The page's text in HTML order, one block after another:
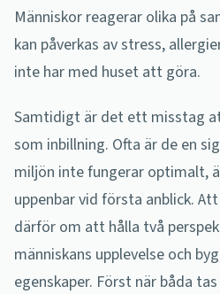
Människor reagerar olika på
kan påverkas av stress,
inte har med huset att göra.
Samtidigt är det ett misstag
som inbillning. Ofta är de en
miljön inte fungerar optimalt,
uppenbar vid första anblick.
därför om att hålla två
människans upplevelse och
egenskaper. Först när båda